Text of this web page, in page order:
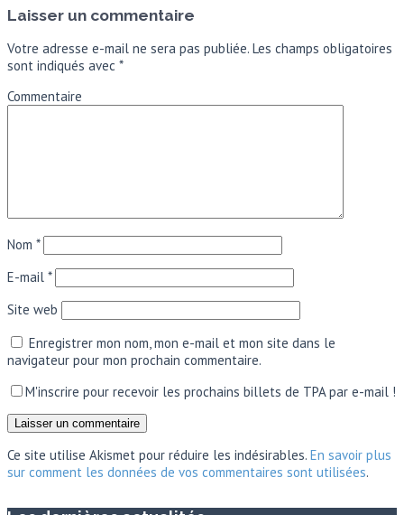
Laisser un commentaire
Votre adresse e-mail ne sera pas publiée. Les champs obligatoires
sont indiqués avec *
Commentaire
Nom *
E-mail *
Site web
Enregistrer mon nom, mon e-mail et mon site dans le
navigateur pour mon prochain commentaire.
M'inscrire pour recevoir les prochains billets de TPA par e-mail !
Ce site utilise Akismet pour réduire les indésirables. En savoir plus
sur comment les données de vos commentaires sont utilisées.